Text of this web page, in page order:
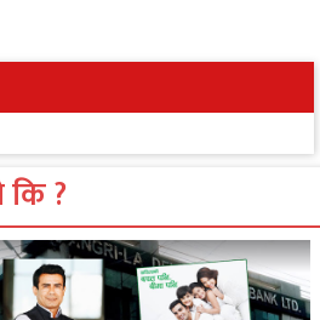
?